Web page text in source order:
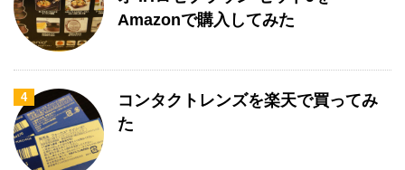
Amazonで購入してみた
4
コンタクトレンズを楽天で買ってみ
た